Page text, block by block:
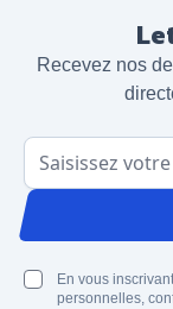
Recevez nos
Adresse email
En vous
personnelles,